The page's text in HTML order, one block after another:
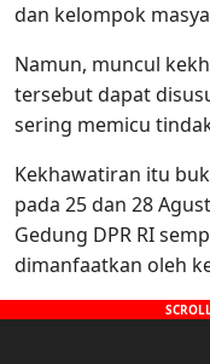
dan kelompok
Namun, muncul
tersebut dapat
sering memicu
Kekhawatiran itu
pada 25 dan 28
Gedung DPR RI
dimanfaatkan oleh